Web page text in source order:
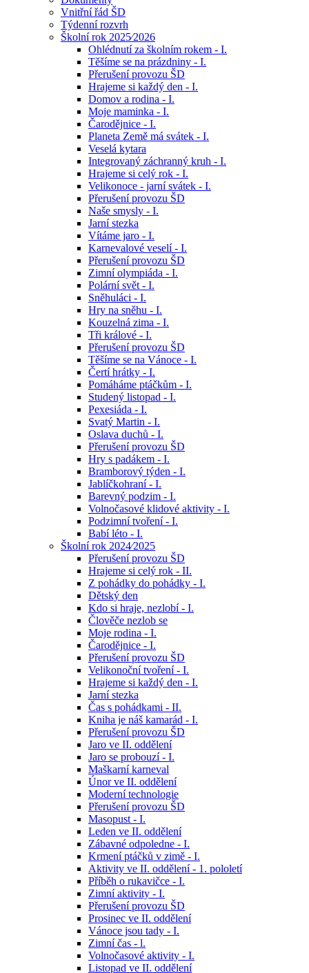
Vnitřní řád ŠD
Týdenní rozvrh
Školní rok 2025⁄2026
Ohlédnutí za školním rokem - I.
Těšíme se na prázdniny - I.
Přerušení provozu ŠD
Hrajeme si každý den - I.
Domov a rodina - I.
Moje maminka - I.
Čarodějnice - I.
Planeta Země má svátek - I.
Veselá kytara
Integrovaný záchranný kruh - I.
Hrajeme si celý rok - I.
Velikonoce - jarní svátek - I.
Přerušení provozu ŠD
Naše smysly - I.
Jarní stezka
Vítáme jaro - I.
Karnevalové veselí - I.
Přerušení provozu ŠD
Zimní olympiáda - I.
Polární svět - I.
Sněhuláci - I.
Hry na sněhu - I.
Kouzelná zima - I.
Tři králové - I.
Přerušení provozu ŠD
Těšíme se na Vánoce - I.
Čertí hrátky - I.
Pomáháme ptáčkům - I.
Studený listopad - I.
Pexesiáda - I.
Svatý Martin - I.
Oslava duchů - I.
Přerušení provozu ŠD
Hry s padákem - I.
Bramborový týden - I.
Jablíčkohraní - I.
Barevný podzim - I.
Volnočasové klidové aktivity - I.
Podzimní tvoření - I.
Babí léto - I.
Školní rok 2024⁄2025
Přerušení provozu ŠD
Hrajeme si celý rok - II.
Z pohádky do pohádky - I.
Dětský den
Kdo si hraje, nezlobí - I.
Člověče nezlob se
Moje rodina - I.
Čarodějnice - I.
Přerušení provozu ŠD
Velikonoční tvoření - I.
Hrajeme si každý den - I.
Jarní stezka
Čas s pohádkami - II.
Kniha je náš kamarád - I.
Přerušení provozu ŠD
Jaro ve II. oddělení
Jaro se probouzí - I.
Maškarní karneval
Únor ve II. oddělení
Moderní technologie
Přerušení provozu ŠD
Masopust - I.
Leden ve II. oddělení
Zábavné odpoledne - I.
Krmení ptáčků v zimě - I.
Aktivity ve II. oddělení - 1. pololetí
Příběh o rukavičce - I.
Zimní aktivity - I.
Přerušení provozu ŠD
Prosinec ve II. oddělení
Vánoce jsou tady - I.
Zimní čas - l.
Volnočasové aktivity - I.
Listopad ve II. oddělení